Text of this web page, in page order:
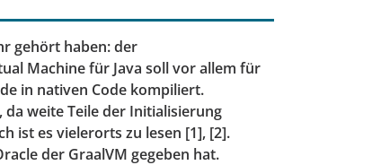
gehört haben: der
Machine für Java soll vor allem für
in nativen Code kompiliert.
weite Teile der Initialisierung
ist es vielerorts zu lesen [1], [2].
der GraalVM gegeben hat.